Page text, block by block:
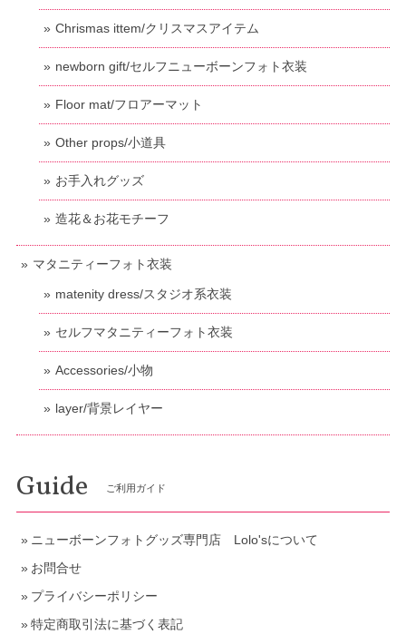
Chrismas ittem/クリスマスアイテム
newborn gift/セルフニューボーンフォト衣装
Floor mat/フロアーマット
Other props/小道具
お手入れグッズ
造花＆お花モチーフ
マタニティーフォト衣装
matenity dress/スタジオ系衣装
セルフマタニティーフォト衣装
Accessories/小物
layer/背景レイヤー
Guide ご利用ガイド
ニューボーンフォトグッズ専門店 Lolo'sについて
お問合せ
プライバシーポリシー
特定商取引法に基づく表記